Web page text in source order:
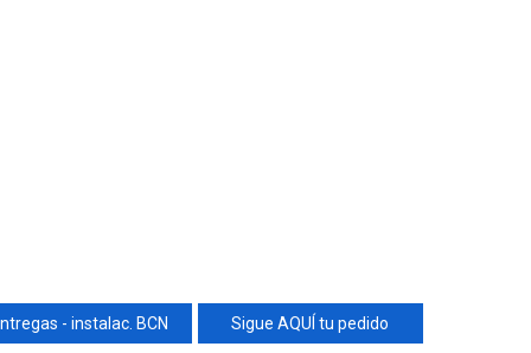
- instalac. BCN Sigue AQUÍ tu pedido